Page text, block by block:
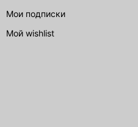
Мои подписки
Мой wishlist